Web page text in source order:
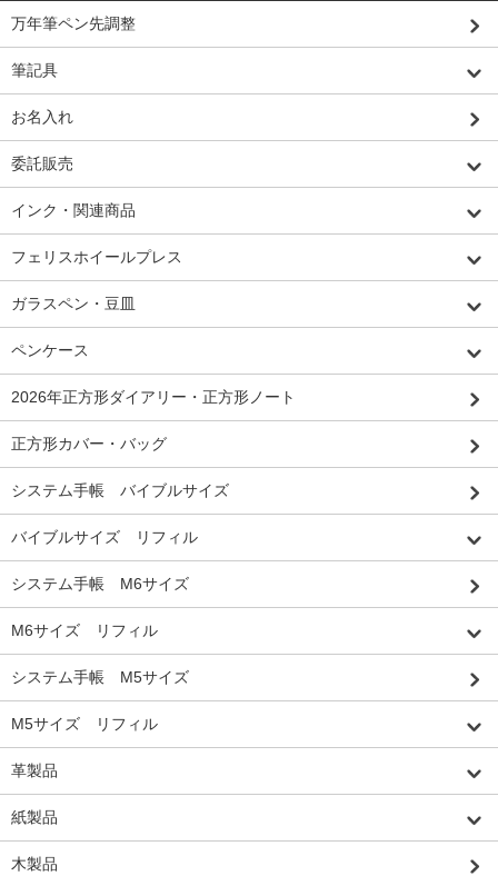
万年筆ペン先調整
筆記具
お名入れ
委託販売
インク・関連商品
フェリスホイールプレス
ガラスペン・豆皿
ペンケース
2026年正方形ダイアリー・正方形ノート
正方形カバー・バッグ
システム手帳 バイブルサイズ
バイブルサイズ リフィル
システム手帳 M6サイズ
M6サイズ リフィル
システム手帳 M5サイズ
M5サイズ リフィル
革製品
紙製品
木製品